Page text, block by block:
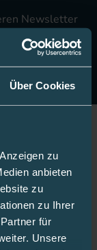
Über Cookies
zu
anbieten
zu
zu Ihrer
für
Unsere
Newsletter
10 Euro auf